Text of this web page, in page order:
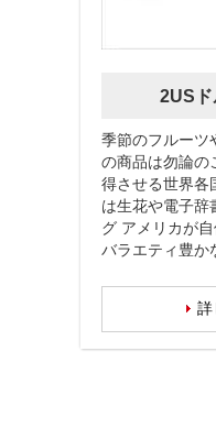
2US
季節のフルーツ
の商品は勿論の
得させる世界各
は生花や電子辞
グ アメリカが
バラエティ豊か
詳